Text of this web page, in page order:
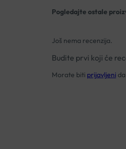
Pogledajte ostale
Još nema recenzija.
Budite prvi koji će
Morate biti prijavljeni